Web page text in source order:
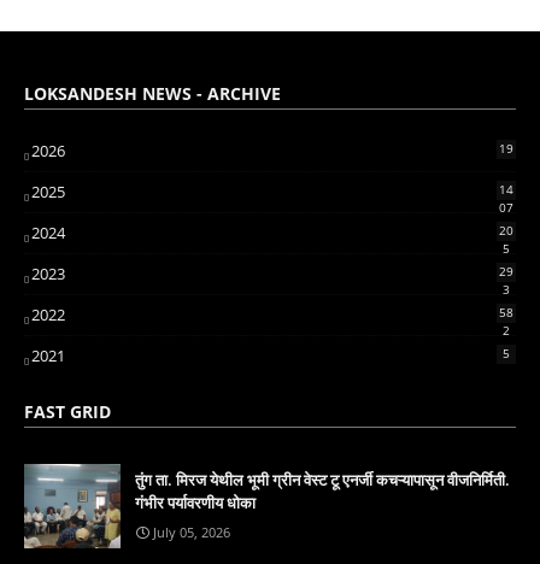
LOKSANDESH NEWS - ARCHIVE
2026 19
2025
14
07
2024
20
5
2023
29
3
2022
58
2
2021 5
FAST GRID
तुंग ता. मिरज येथील भूमी ग्रीन वेस्ट टू एनर्जी कचऱ्यापासून वीजनिर्मिती.
गंभीर पर्यावरणीय धोका
July 05, 2026